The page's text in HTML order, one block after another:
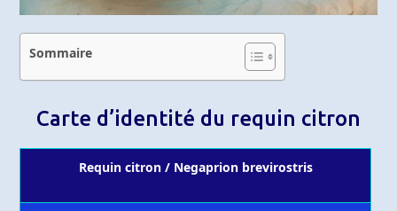
Sommaire
Carte d’identité du requin citron
Requin citron / Negaprion brevirostris